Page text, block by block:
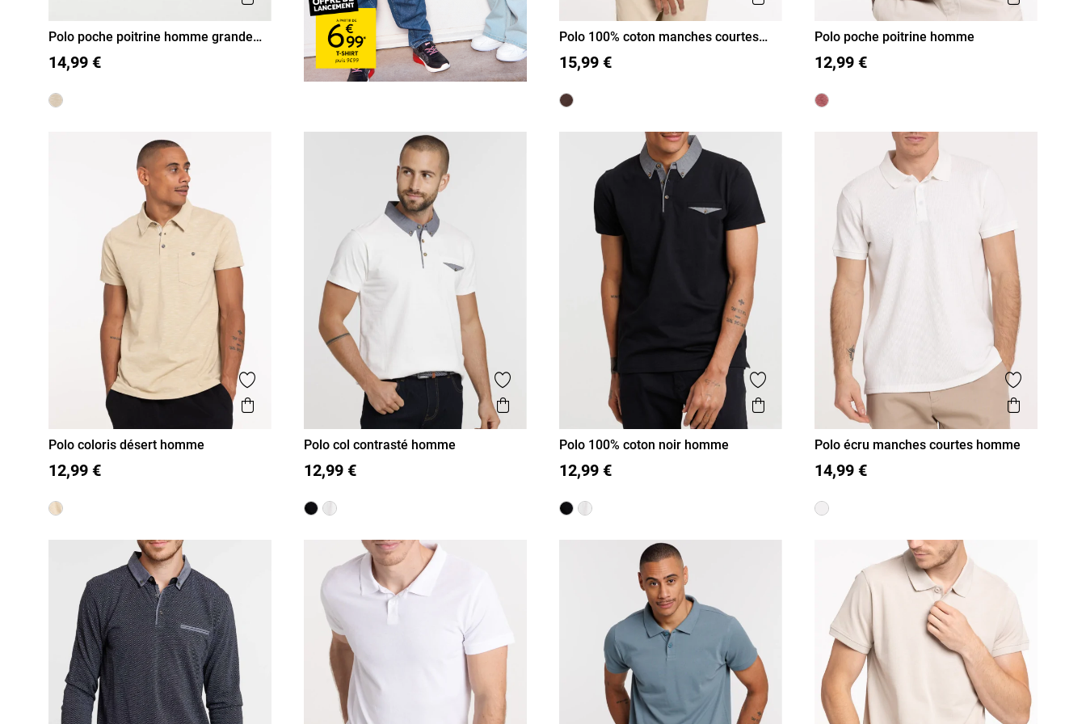
3XL 4XL
Polo poche poitrine homme grande
14,99 € M L
Polo 100% coton manches courtes
15,99 € M L
Polo poche poitrine homme
12,99 €
Ajouter aux favoris
Aperçu rapide
M L
Polo coloris désert homme
12,99 €
Ajouter aux favoris
Aperçu rapide
M L
Polo col contrasté homme
12,99 €
Ajouter aux favoris
Aperçu rapide
M L
Polo 100% coton noir homme
12,99 €
Ajouter
Aperçu
M L
Polo écru manches courtes homme
14,99 €